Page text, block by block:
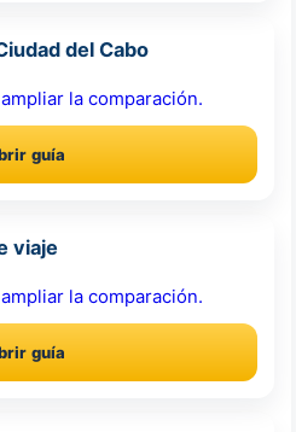
del Cabo
la comparación.
guía
viaje
la comparación.
guía